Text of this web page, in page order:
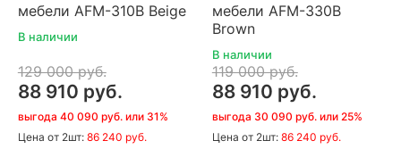
мебели AFM-310B Beige
В наличии
129 000 руб.
88 910 руб.
выгода 40 090 руб. или 31%
Цена от 2шт: 86 240 руб.
мебели AFM-330B
Brown
В наличии
119 000 руб.
88 910 руб.
выгода 30 090 руб. или 25%
Цена от 2шт: 86 240 руб.